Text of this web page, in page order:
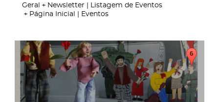
Geral
Newsletter | Listagem de Eventos
Página Inicial | Eventos